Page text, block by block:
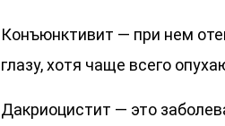
Конъюнктивит — при нем
глазу, хотя чаще всего
Дакриоцистит — это